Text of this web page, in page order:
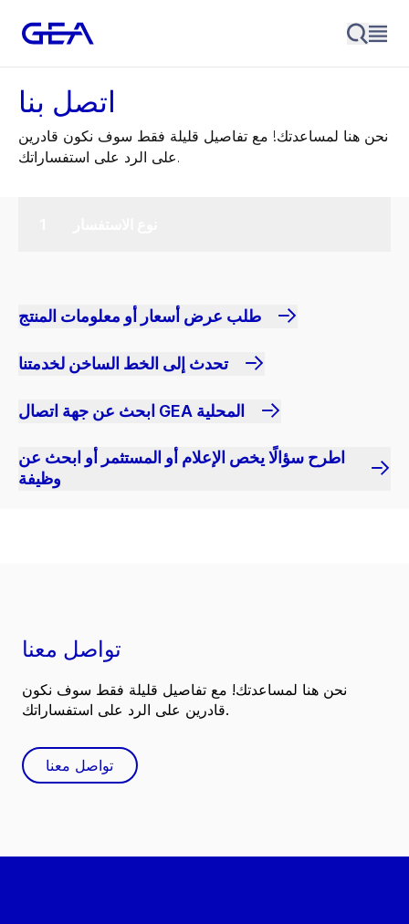
اتصل بنا
نحن هنا لمساعدتك! مع تفاصيل قليلة فقط سوف نكون قادرين
على الرد على استفساراتك.
طلب عرض أسعار أو معلومات المنتج
تحدث إلى الخط الساخن لخدمتنا
ابحث عن جهة اتصال GEA المحلية
اطرح سؤالًا يخص الإعلام أو المستثمر أو ابحث عن
وظيفة
تواصل معنا
نحن هنا لمساعدتك! مع تفاصيل قليلة فقط سوف نكون
قادرين على الرد على استفساراتك.
تواصل معنا